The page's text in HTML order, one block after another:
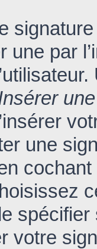
une par
une
votre